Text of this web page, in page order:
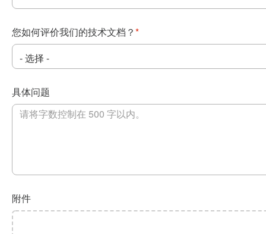
您如何评价我们的技术文档？ *
具体问题
附件